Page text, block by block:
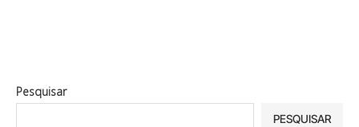
Pesquisar
PESQUISAR